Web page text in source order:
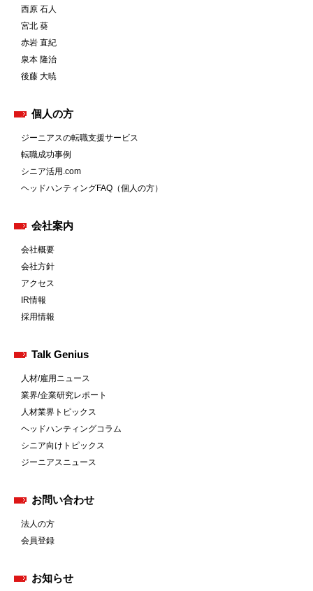
西原 石人
宮北 葵
赤岩 直紀
泉本 隆治
後藤 大暁
個人の方
ジーニアスの転職支援サービス
転職成功事例
シニア活用.com
ヘッドハンティングFAQ（個人の方）
会社案内
会社概要
会社方針
アクセス
IR情報
採用情報
Talk Genius
人材/雇用ニュース
業界/企業研究レポート
人材業界トピックス
ヘッドハンティングコラム
シニア向けトピックス
ジーニアスニュース
お問い合わせ
法人の方
会員登録
お知らせ